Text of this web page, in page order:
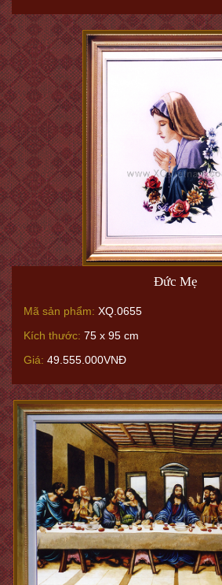
Đức Mẹ
Mã sản phẩm: XQ.0655
Kích thước: 75 x 95 cm
Giá: 49.555.000VNĐ